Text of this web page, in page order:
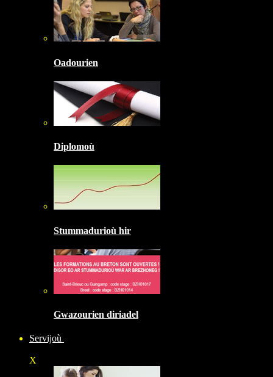
Oadourien
Diplomoù
Stummadurioù hir
Gwazourien diriadel
Servijoù
X